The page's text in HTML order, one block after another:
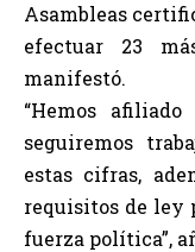
Asambleas
efectuar 23
manifestó.
“Hemos
seguiremos
estas cifras,
requisitos de ley
fuerza política”,